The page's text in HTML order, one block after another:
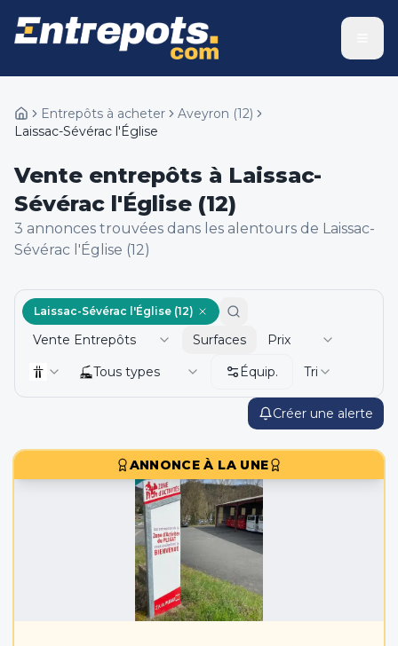
Entrepôts à acheter Aveyron (12)
Laissac-Sévérac l'Église
Vente entrepôts à Laissac-
Sévérac l'Église (12)
3 annonces trouvées dans les alentours de Laissac-
Sévérac l'Église (12)
Créer une alerte
Laissac-Sévérac l'Église (12)
Vente Entrepôts Surfaces
Prix
Tous types
Équip. Tri
ANNONCE À LA UNE